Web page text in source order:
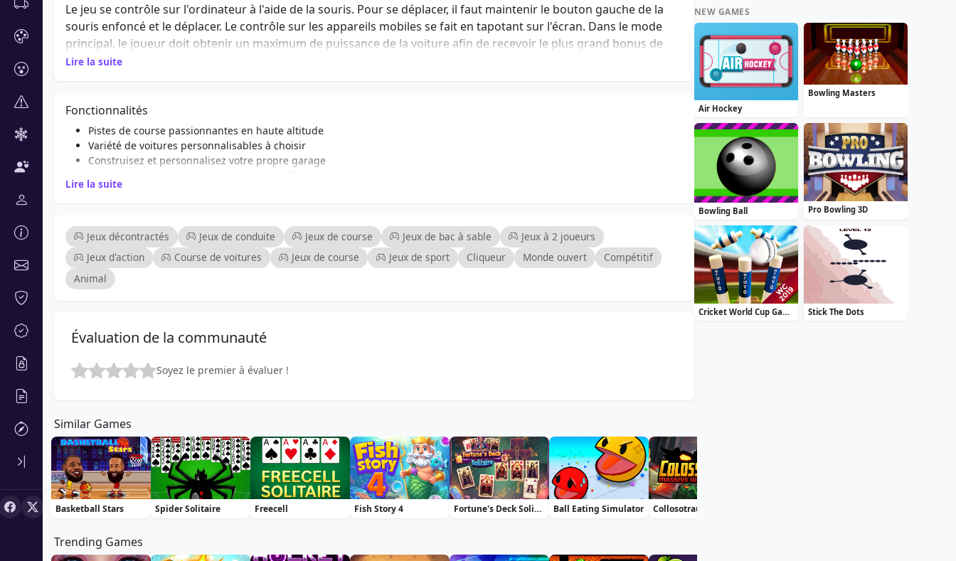
Le jeu se contrôle sur l'ordinateur à l'aide de la souris. Pour se déplacer, il faut maintenir le bouton gauche de la
souris enfoncé et le déplacer. Le contrôle sur les appareils mobiles se fait en tapotant sur l'écran. Dans le mode
principal, le joueur doit obtenir un maximum de puissance de la voiture afin de recevoir le plus grand bonus de
portée de vol à la fin de la piste. Le bonus de la piste est constitué de l'or accumulé et du niveau actuel du joueur.
Lire la suite
Fonctionnalités
Pistes de course passionnantes en haute altitude
Variété de voitures personnalisables à choisir
Construisez et personnalisez votre propre garage
Collectez des bonus pour des points supplémentaires pendant les courses
Affrontez d'autres joueurs en temps réel
Épreuves chronométrées difficiles pour tester vos compétences
Lire la suite
Jeux décontractés Jeux de conduite Jeux de course Jeux de bac à sable
Jeux à 2 joueurs
Jeux d'action
Course de voitures Jeux de course Jeux de sport Cliqueur Monde ouvert
Compétitif
Animal
Évaluation de la communauté
Soyez le premier à évaluer !
Similar Games
Basketball Stars Spider Solitaire Freecell Fish Story 4 Fortune's Deck Solitaire Ball Eating Simulator Collosotraun
Trending Games
NEW GAMES
Air Hockey
Bowling Masters
Bowling Ball Pro Bowling 3D
Cricket World Cup Game 2019 Mini Ground Cricke Stick The Dots